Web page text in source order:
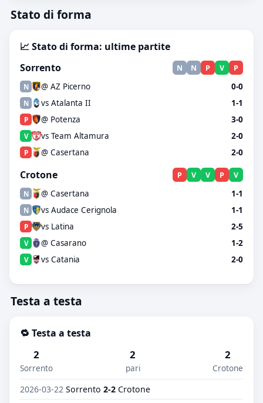
Stato di forma
📈 Stato di forma: ultime partite
Sorrento
N N P V P
N @ AZ Picerno 0-0
N vs Atalanta II 1-1
P @ Potenza 3-0
V vs Team Altamura 2-0
P @ Casertana 2-0
Crotone P V V P V
N @ Casertana 1-1
N vs Audace Cerignola 1-1
P vs Latina 2-5
V @ Casarano 1-2
V vs Catania 2-0
Testa a testa
🔁 Testa a testa
2
Sorrento
2
pari
2
Crotone
2026-03-22 Sorrento 2-2 Crotone